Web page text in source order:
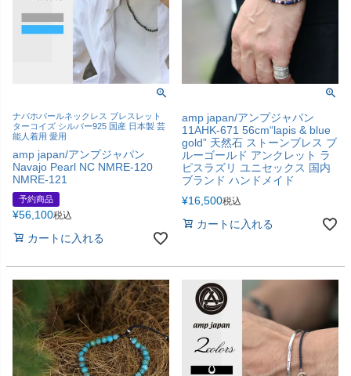
ナバホパールネックレス ブレスレット
ターコイズ シルバー925 国産 日本製 芸
能人着用 愛用
amp japan/アンプジャパン
Navajo Pearl NC NMRE-120
NMRE-121
予約商品
¥56,100税込
カートに入れる
amp japan/アンプジャパン
11AHK-671 56cm“lapis & blue
gold” 天然石 ストーンブレス ブ
ルーゴールド アンクレット ラ
ピスラズリ ユニセックス 国内
ブランド ハンドメイド
¥16,500税込
カートに入れる